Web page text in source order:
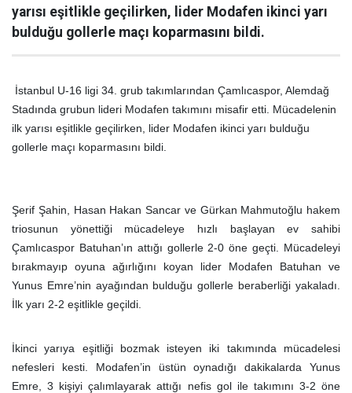
yarısı eşitlikle geçilirken, lider Modafen ikinci yarı
bulduğu gollerle maçı koparmasını bildi.
İstanbul U-16 ligi 34. grub takımlarından Çamlıcaspor, Alemdağ
Stadında grubun lideri Modafen takımını misafir etti. Mücadelenin
ilk yarısı eşitlikle geçilirken, lider Modafen ikinci yarı bulduğu
gollerle maçı koparmasını bildi.
Şerif Şahin, Hasan Hakan Sancar ve Gürkan Mahmutoğlu hakem
triosunun yönettiği mücadeleye hızlı başlayan ev sahibi
Çamlıcaspor Batuhan’ın attığı gollerle 2-0 öne geçti. Mücadeleyi
bırakmayıp oyuna ağırlığını koyan lider Modafen Batuhan ve
Yunus Emre’nin ayağından bulduğu gollerle beraberliği yakaladı.
İlk yarı 2-2 eşitlikle geçildi.
İkinci yarıya eşitliği bozmak isteyen iki takımında mücadelesi
nefesleri kesti. Modafen’in üstün oynadığı dakikalarda Yunus
Emre, 3 kişiyi çalımlayarak attığı nefis gol ile takımını 3-2 öne